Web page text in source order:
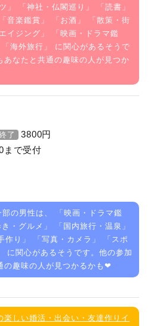
」 「 神社・仏閣巡り 」 「 読書 」
音楽鑑賞 」 「 お酒 」 「 散策・街
イジング 」 「 映画・ドラマ鑑
海外旅行 」 に関心があるそうで
あなたと共通の趣味の人が見つか
了 3800円
まで受付
の男性は、 「 映画・ドラマ鑑
・グルメ 」 「 国内旅行・温泉 」
作り 」 「 写真・カメラ 」 「 スポ
に関心があるそうです。他の参加
の趣味の人が見つかるかも❤
しい婚活・出会い・友達作りイ